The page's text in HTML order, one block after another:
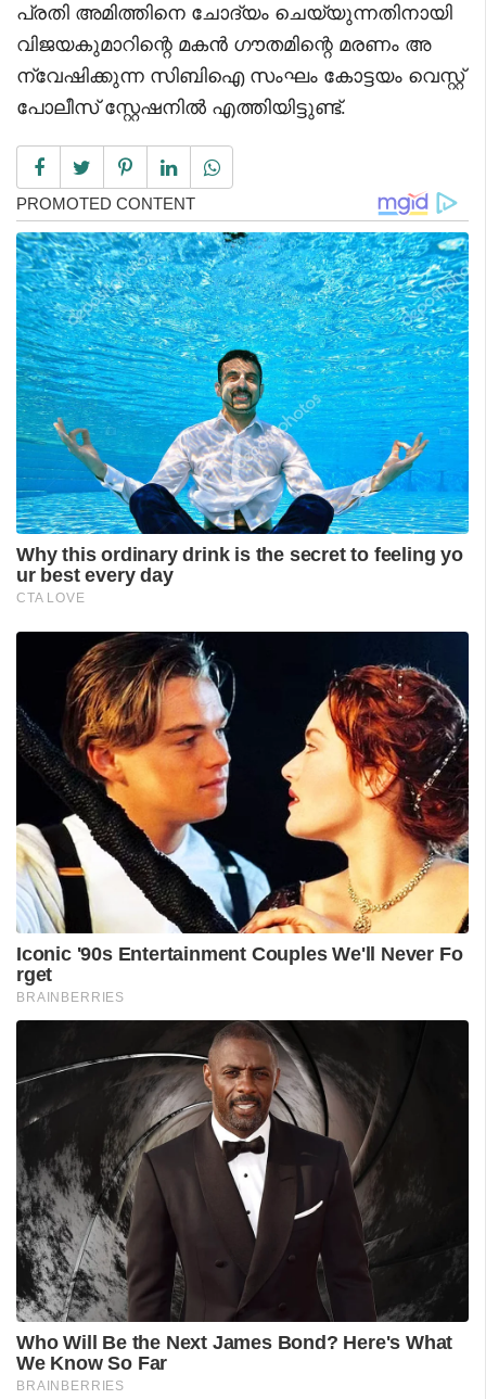
പ്രതി അമിത്തിനെ ചോദ്യം ചെയ്യുന്നതിനായി
വിജയകുമാറിന്റെ മകൻ ഗൗതമിന്റെ മരണം അ
ന്വേഷിക്കുന്ന സിബിഐ സംഘം കോട്ടയം വെസ്റ്റ്
പോലീസ് സ്റ്റേഷനിൽ എത്തിയിട്ടുണ്ട്.